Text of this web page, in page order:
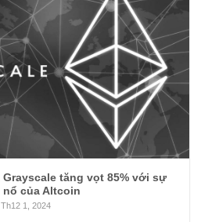
Grayscale tăng vọt 85% với sự
nổ của Altcoin
Th12 1, 2024